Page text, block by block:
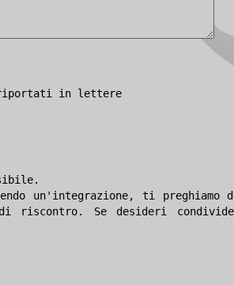
in lettere
un'integrazione, ti
Se desideri